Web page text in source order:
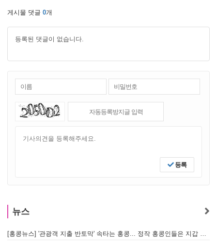
게시물 댓글 0개
등록된 댓글이 없습니다.
등록
뉴스
[홍콩뉴스] '관광객 지출 반토막' 속타는 홍콩... 정작 홍콩인들은 지갑 들고 해외로?